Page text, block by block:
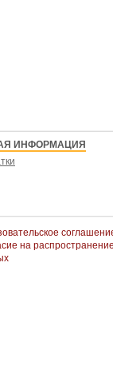
ИНФОРМАЦИЯ
на